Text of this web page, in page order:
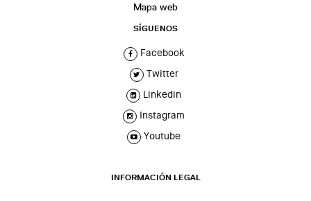
Mapa web
SÍGUENOS
Facebook
Twitter
Linkedin
Instagram
Youtube
INFORMACIÓN LEGAL